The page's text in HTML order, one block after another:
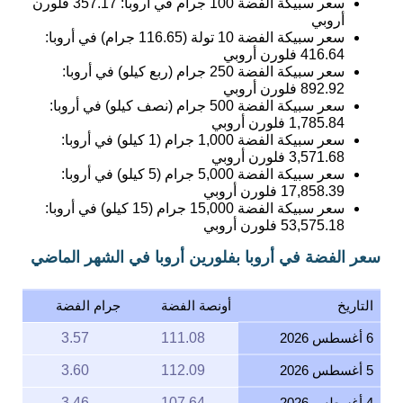
أروبي
سعر سبيكة الفضة 10 تولة (116.65 جرام) في أروبا:
416.64 فلورن أروبي
سعر سبيكة الفضة 250 جرام (ربع كيلو) في أروبا:
892.92 فلورن أروبي
سعر سبيكة الفضة 500 جرام (نصف كيلو) في أروبا:
1,785.84 فلورن أروبي
سعر سبيكة الفضة 1,000 جرام (1 كيلو) في أروبا:
3,571.68 فلورن أروبي
سعر سبيكة الفضة 5,000 جرام (5 كيلو) في أروبا:
17,858.39 فلورن أروبي
سعر سبيكة الفضة 15,000 جرام (15 كيلو) في أروبا:
53,575.18 فلورن أروبي
سعر الفضة في أروبا بفلورين أروبا في الشهر الماضي
التاريخ أونصة الفضة جرام الفضة
6 أغسطس 2026 111.08
3.57
5 أغسطس 2026 112.09
3.60